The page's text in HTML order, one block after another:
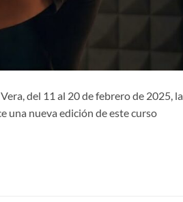
del 11 al 20 de febrero de 2025, la
una nueva edición de este curso